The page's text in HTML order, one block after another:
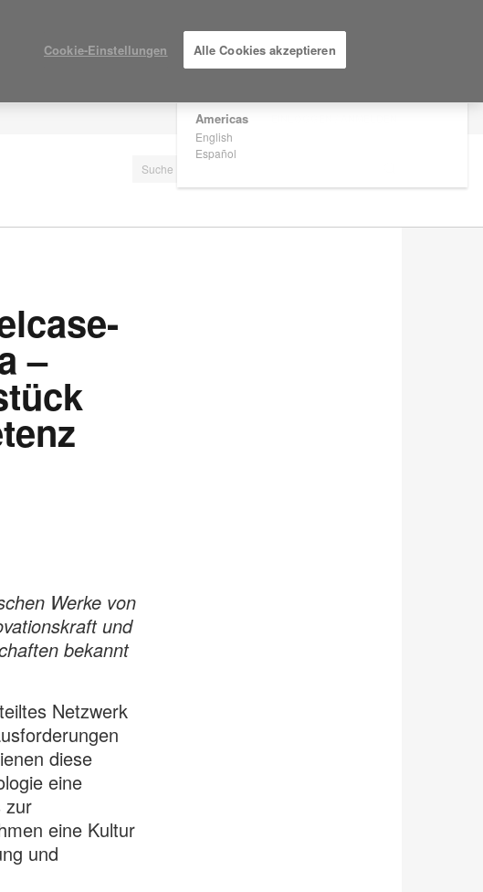
Are you in United States?
Americas
English
Español
–
Werke von
und
bekannt
Netzwerk
diese
eine
zur
eine Kultur
und
Cookie-Einstellungen Alle Cookies akzeptieren